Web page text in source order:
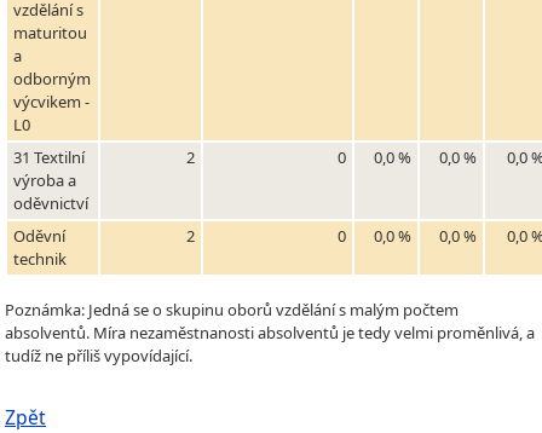
vzdělání s
maturitou
a
odborným
výcvikem -
L0
31 Textilní
výroba a
oděvnictví
2 0 0,0 % 0,0 % 0,0
Oděvní
technik
2 0 0,0 % 0,0 % 0,0
Poznámka: Jedná se o skupinu oborů vzdělání s malým počtem
absolventů. Míra nezaměstnanosti absolventů je tedy velmi proměnlivá, a
tudíž ne příliš vypovídající.
Zpět